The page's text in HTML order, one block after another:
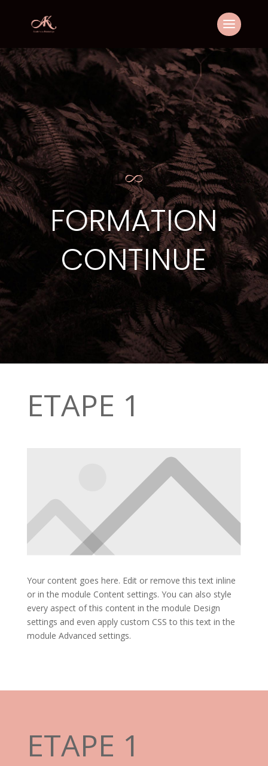
FORMATION
CONTINUE
ETAPE 1
Your content goes here. Edit or remove this text inline
or in the module Content settings. You can also style
every aspect of this content in the module Design
settings and even apply custom CSS to this text in the
module Advanced settings.
ETAPE 1